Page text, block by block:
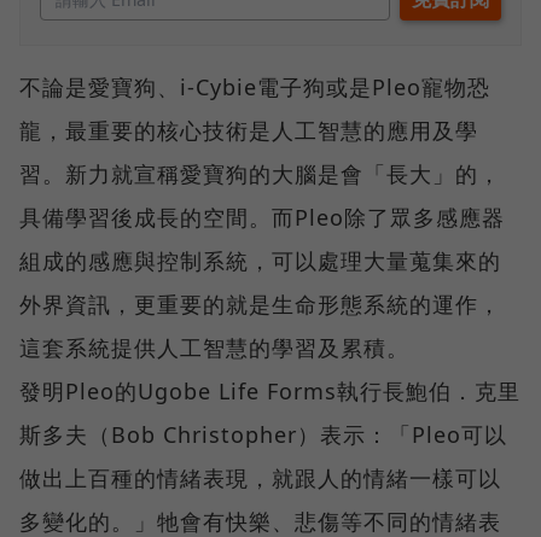
不論是愛寶狗、i-Cybie電子狗或是Pleo寵物恐
龍，最重要的核心技術是人工智慧的應用及學
習。新力就宣稱愛寶狗的大腦是會「長大」的，
具備學習後成長的空間。而Pleo除了眾多感應器
組成的感應與控制系統，可以處理大量蒐集來的
外界資訊，更重要的就是生命形態系統的運作，
這套系統提供人工智慧的學習及累積。
發明Pleo的Ugobe Life Forms執行長鮑伯．克里
斯多夫（Bob Christopher）表示：「Pleo可以
做出上百種的情緒表現，就跟人的情緒一樣可以
多變化的。」牠會有快樂、悲傷等不同的情緒表